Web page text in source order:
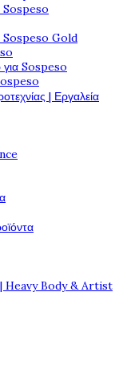
Sospeso
Sospeso Gold
για Sospeso
| Εργαλεία
| Heavy Body & Artist